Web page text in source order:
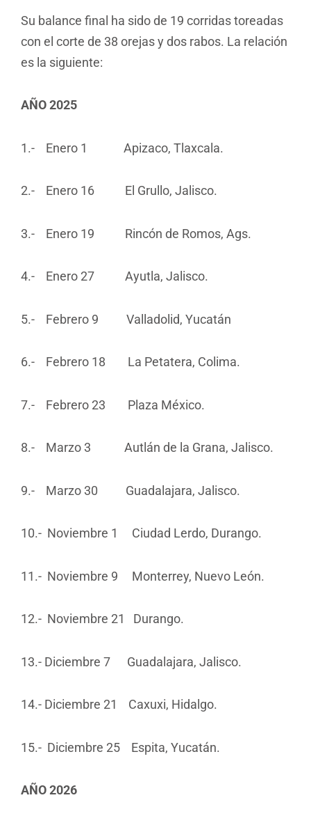
Su balance final ha sido de 19 corridas toreadas
con el corte de 38 orejas y dos rabos. La relación
es la siguiente:
AÑO 2025
1.- Enero 1 Apizaco, Tlaxcala.
2.- Enero 16 El Grullo, Jalisco.
3.- Enero 19 Rincón de Romos, Ags.
4.- Enero 27 Ayutla, Jalisco.
5.- Febrero 9 Valladolid, Yucatán
6.- Febrero 18 La Petatera, Colima.
7.- Febrero 23 Plaza México.
8.- Marzo 3 Autlán de la Grana, Jalisco.
9.- Marzo 30 Guadalajara, Jalisco.
10.- Noviembre 1 Ciudad Lerdo, Durango.
11.- Noviembre 9 Monterrey, Nuevo León.
12.- Noviembre 21 Durango.
13.- Diciembre 7 Guadalajara, Jalisco.
14.- Diciembre 21 Caxuxi, Hidalgo.
15.- Diciembre 25 Espita, Yucatán.
AÑO 2026